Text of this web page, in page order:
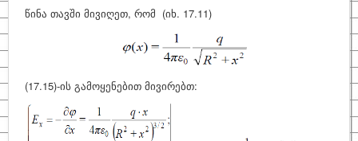
წინა თავში მივიღეთ, რომ (იხ. 17.11)
(17.15)-ის გამოყენებით მივირებთ: